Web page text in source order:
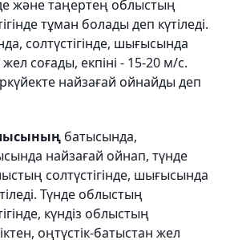
және таңертең облыстың
тұман болады деп күтіледі.
солтүстігінде, шығысында
соғады, екпіні - 15-20 м/с.
найзағай ойнайды деп
батысында,
найзағай ойнап, түнде
солтүстігінде, шығысында
Түнде облыстың
күндіз облыстың
оңтүстік-батыстан жел